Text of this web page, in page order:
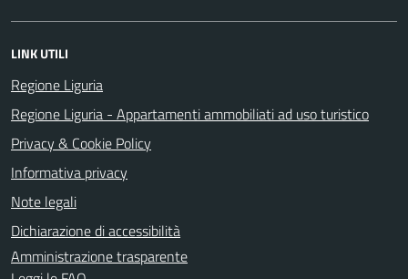
LINK UTILI
Regione Liguria
Regione Liguria - Appartamenti ammobiliati ad uso turistico
Privacy & Cookie Policy
Informativa privacy
Note legali
Dichiarazione di accessibilità
Amministrazione trasparente